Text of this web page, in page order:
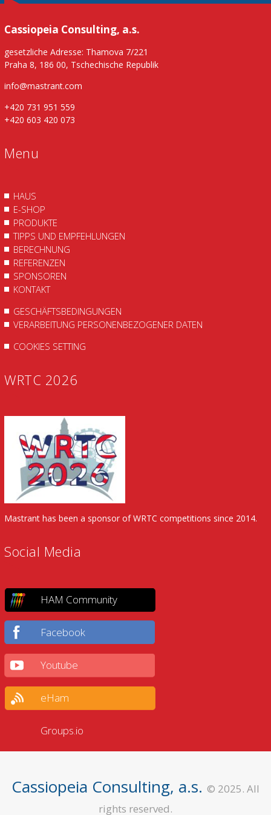
Cassiopeia Consulting, a.s.
gesetzliche Adresse: Thamova 7/221
Praha 8, 186 00, Tschechische Republik
info@mastrant.com
+420 731 951 559
+420 603 420 073
Menu
HAUS
E-SHOP
PRODUKTE
TIPPS UND EMPFEHLUNGEN
BERECHNUNG
REFERENZEN
SPONSOREN
KONTAKT
GESCHÄFTSBEDINGUNGEN
VERARBEITUNG PERSONENBEZOGENER DATEN
COOKIES SETTING
WRTC 2026
Mastrant has been a sponsor of WRTC competitions since 2014.
Social Media
HAM Community
Facebook
Youtube
eHam
Groups.io
Cassiopeia Consulting, a.s. © 2025. All
rights reserved.